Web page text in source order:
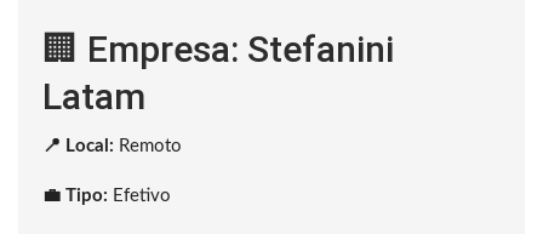
🏢 Empresa: Stefanini
Latam
📍 Local: Remoto
💼 Tipo: Efetivo